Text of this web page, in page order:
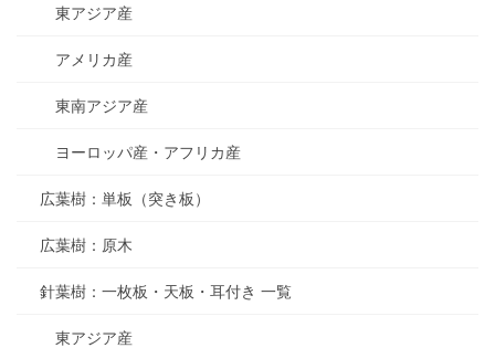
東アジア産
アメリカ産
東南アジア産
ヨーロッパ産・アフリカ産
広葉樹：単板（突き板）
広葉樹：原木
針葉樹：一枚板・天板・耳付き 一覧
東アジア産